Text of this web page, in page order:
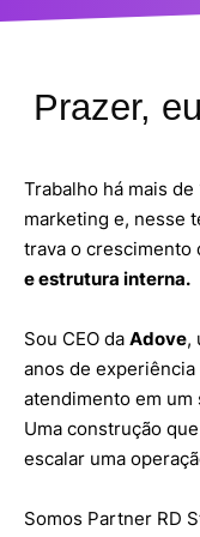
Prazer,
Trabalho há mais
marketing e, nesse
trava o crescimento
e estrutura interna.
Sou CEO daAdove,
anos de
atendimento em
Uma construção
escalar uma
Somos Partner RD